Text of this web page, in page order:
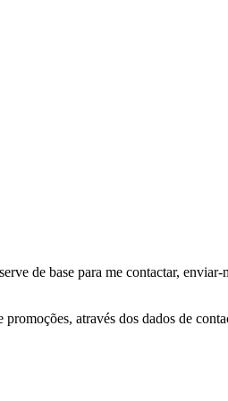
de base para me contactar, enviar-
através dos dados de